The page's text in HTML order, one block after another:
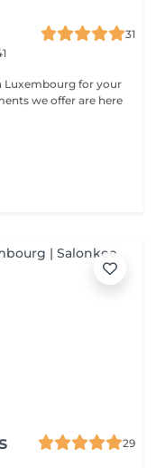
31
Luxembourg for your
we offer are here
29